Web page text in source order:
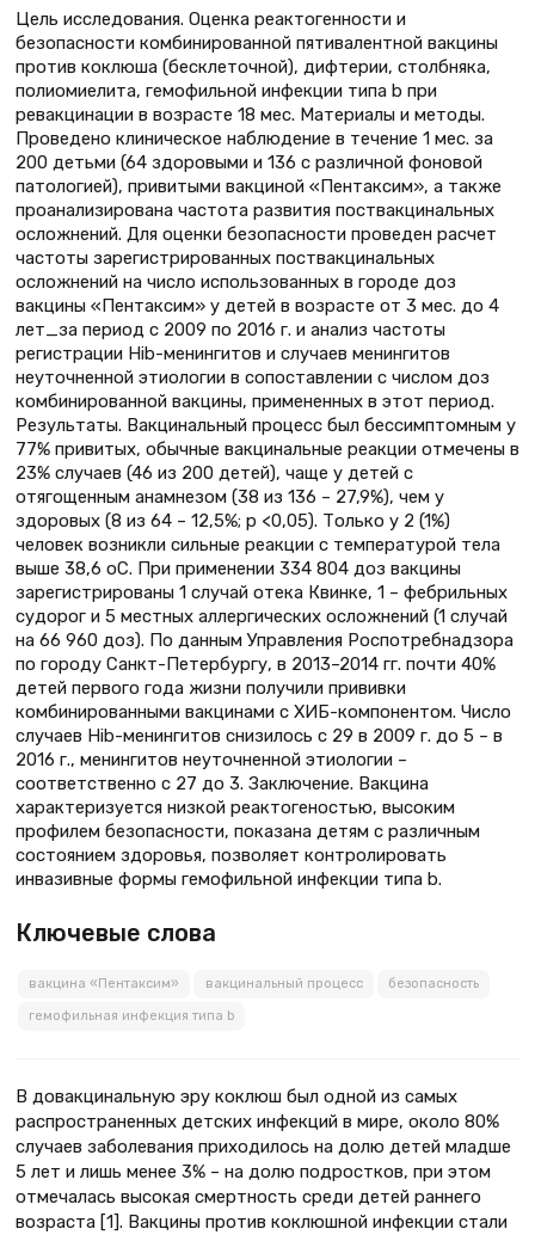
Цель исследования. Оценка реактогенности и
безопасности комбинированной пятивалентной вакцины
против коклюша (бесклеточной), дифтерии, столбняка,
полиомиелита, гемофильной инфекции типа b при
ревакцинации в возрасте 18 мес. Материалы и методы.
Проведено клиническое наблюдение в течение 1 мес. за
200 детьми (64 здоровыми и 136 с различной фоновой
патологией), привитыми вакциной «Пентаксим», а также
проанализирована частота развития поствакцинальных
осложнений. Для оценки безопасности проведен расчет
частоты зарегистрированных поствакцинальных
осложнений на число использованных в городе доз
вакцины «Пентаксим» у детей в возрасте от 3 мес. до 4
лет_за период с 2009 по 2016 г. и анализ частоты
регистрации Hib-менингитов и случаев менингитов
неуточненной этиологии в сопоставлении с числом доз
комбинированной вакцины, примененных в этот период.
Результаты. Вакцинальный процесс был бессимптомным у
77% привитых, обычные вакцинальные реакции отмечены в
23% случаев (46 из 200 детей), чаще у детей с
отягощенным анамнезом (38 из 136 – 27,9%), чем у
здоровых (8 из 64 – 12,5%; р <0,05). Только у 2 (1%)
человек возникли сильные реакции с температурой тела
выше 38,6 оС. При применении 334 804 доз вакцины
зарегистрированы 1 случай отека Квинке, 1 – фебрильных
судорог и 5 местных аллергических осложнений (1 случай
на 66 960 доз). По данным Управления Роспотребнадзора
по городу Санкт-Петербургу, в 2013–2014 гг. почти 40%
детей первого года жизни получили прививки
комбинированными вакцинами с ХИБ-компонентом. Число
случаев Hib-менингитов снизилось с 29 в 2009 г. до 5 – в
2016 г., менингитов неуточненной этиологии –
соответственно с 27 до 3. Заключение. Вакцина
характеризуется низкой реактогеностью, высоким
профилем безопасности, показана детям с различным
состоянием здоровья, позволяет контролировать
инвазивные формы гемофильной инфекции типа b.
Ключевые слова
вакцина «Пентаксим» вакцинальный процесс безопасность
гемофильная инфекция типа b
В довакцинальную эру коклюш был одной из самых
распространенных детских инфекций в мире, около 80%
случаев заболевания приходилось на долю детей младше
5 лет и лишь менее 3% – на долю подростков, при этом
отмечалась высокая смертность среди детей раннего
возраста [1]. Вакцины против коклюшной инфекции стали